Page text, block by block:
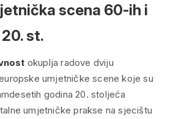
scena 60-ih i
st.
okuplja radove dviju
umjetničke scene koje su
godina 20. stoljeća
umjetničke prakse na sjecištu